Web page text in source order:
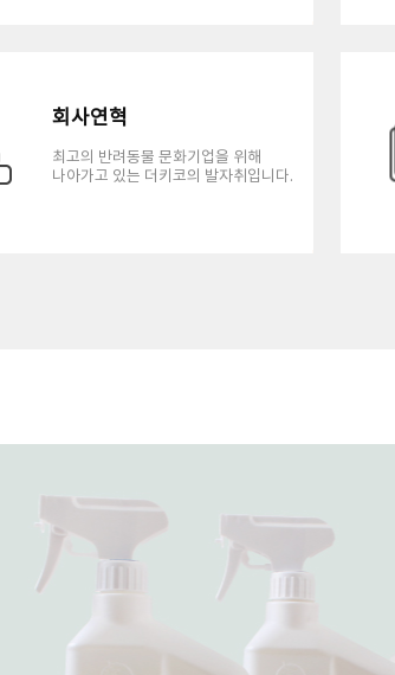
회사연혁
최고의 반려동물 문화기업을 위해
나아가고 있는 더키코의 발자취입니다.